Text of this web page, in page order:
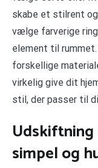
skabe et stilrent
vælge farverige
element til
forskellige
virkelig give dit
stil, der passer til
Udskiftning
simpel og